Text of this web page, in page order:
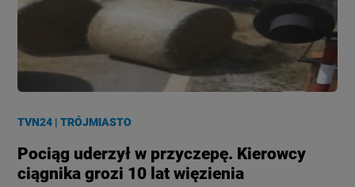
TVN24 |TRÓJMIASTO
Pociąg uderzył w przyczepę. Kierowcy
ciągnika grozi 10 lat więzienia